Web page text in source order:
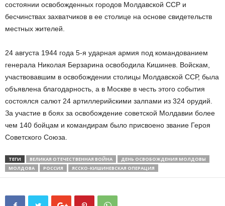
состоянии освобожденных городов Молдавской ССР и
бесчинствах захватчиков в ее столице на основе свидетельств
местных жителей.
24 августа 1944 года 5-я ударная армия под командованием
генерала Николая Берзарина освободила Кишинев. Войскам,
участвовавшим в освобождении столицы Молдавской ССР, была
объявлена благодарность, а в Москве в честь этого события
состоялся салют 24 артиллерийскими залпами из 324 орудий.
За участие в боях за освобождение советской Молдавии более
чем 140 бойцам и командирам было присвоено звание Героя
Советского Союза.
ТЕГИ ВЕЛИКАЯ ОТЕЧЕСТВЕННАЯ ВОЙНА
ДЕНЬ ОСВОБОЖДЕНИЯ МОЛДОВЫ
МОЛДОВА
РОССИЯ ЯССКО-КИШИНЕВСКАЯ ОПЕРАЦИЯ